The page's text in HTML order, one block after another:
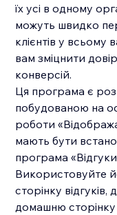
їх усі в одному
можуть швидко
клієнтів у
вам зміцнити
конверсій.
Ця програма є
побудованою на
роботи
мають бути
програма
Використовуйте
сторінку
домашню сторінку